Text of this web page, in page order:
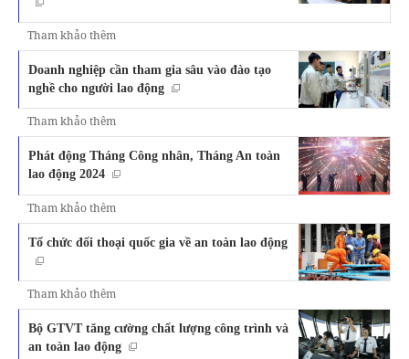
Tham khảo thêm
Doanh nghiệp cần tham gia sâu vào đào tạo
nghề cho người lao động
Tham khảo thêm
Phát động Tháng Công nhân, Tháng An toàn
lao động 2024
Tham khảo thêm
Tổ chức đối thoại quốc gia về an toàn lao động
Tham khảo thêm
Bộ GTVT tăng cường chất lượng công trình và
an toàn lao động